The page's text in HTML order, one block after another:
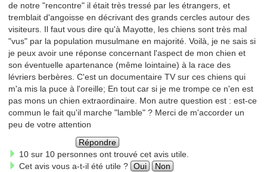
de notre "rencontre" il était très tressé par les étrangers, et
tremblait d'angoisse en décrivant des grands cercles autour des
visiteurs. Il faut vous dire qu'à Mayotte, les chiens sont très mal
"vus" par la population musulmane en majorité. Voilà, je ne sais si
je peux avoir une réponse concernant l'aspect de mon chien et
son éventuelle apartenance (même lointaine) à la race des
lévriers berbères. C'est un documentaire TV sur ces chiens qui
m'a mis la puce à l'oreille; En tout car si je me trompe ce n'en est
pas mons un chien extraordinaire. Mon autre question est : est-ce
commun le fait qu'il marche "lamble" ? Merci de m'accorder un
peu de votre attention
Répondre
10 sur 10 personnes ont trouvé cet avis utile.
Cet avis vous a-t-il été utile ? Oui Non